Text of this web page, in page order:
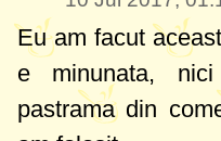
Eu am facut
e minunata,
pastrama din